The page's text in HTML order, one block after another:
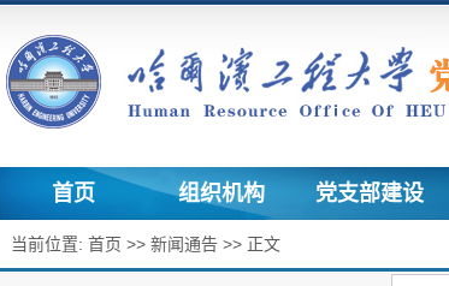
首页 组织机构 党支部建设
当前位置: 首页 >> 新闻通告 >> 正文